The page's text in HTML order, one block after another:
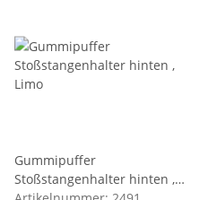
Gummipuffer
Stoßstangenhalter hinten ,